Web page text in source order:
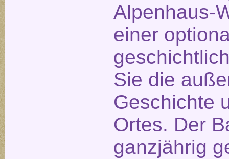
Alpenhaus-
einer
Sie die
Geschichte
Ortes. Der
ganzjährig